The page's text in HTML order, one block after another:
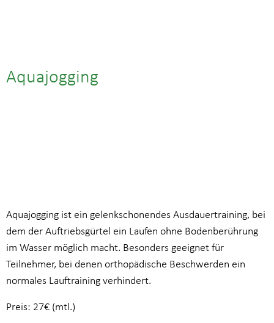
Aquajogging
06.03.25| 14:00 bis 14:45
Aquajogging ist ein gelenkschonendes Ausdauertraining, bei
dem der Auftriebsgürtel ein Laufen ohne Bodenberührung
im Wasser möglich macht. Besonders geeignet für
Teilnehmer, bei denen orthopädische Beschwerden ein
normales Lauftraining verhindert.
Preis: 27€ (mtl.)